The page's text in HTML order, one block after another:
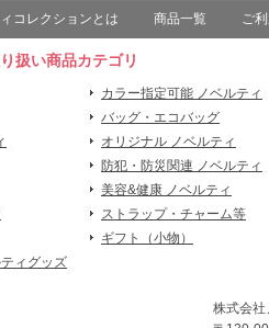
コレクションとは 商品一覧 ご
扱い商品カテゴリ
カラー指定可能 ノベルティ
バッグ・エコバッグ
オリジナル ノベルティ
防犯・防災関連 ノベルティ
美容&健康 ノベルティ
ストラップ・チャーム等
ギフト（小物）
ィグッズ
株式会社